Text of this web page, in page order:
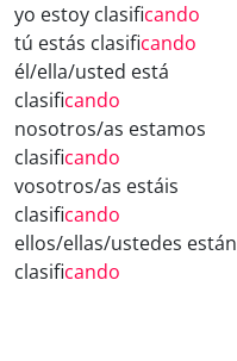
yo estoy clasificando
tú estás clasificando
él/ella/usted está
clasificando
nosotros/as estamos
clasificando
vosotros/as estáis
clasificando
ellos/ellas/ustedes están
clasificando